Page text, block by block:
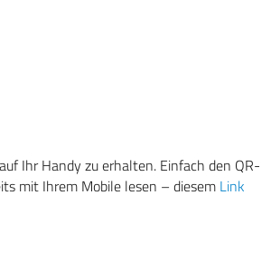
Ihr Handy zu erhalten. Einfach den QR-
mit Ihrem Mobile lesen – diesem Link